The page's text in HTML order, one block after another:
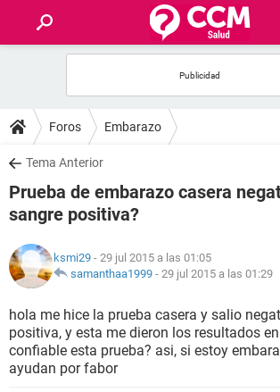
FOROS
SALUD
NUTRICIÓN
SEXUALIDAD
Foros Embarazo
Tema Anterior
Prueba de embarazo casera
sangre positiva?
ksmi29 - 29 jul 2015 a las 01:05
samanthaa1999 - 29 jul 2015 a las 01:29
hola me hice la prueba casera y salio
positiva, y esta me dieron los resultados
confiable esta prueba? asi, si estoy
ayudan por fabor